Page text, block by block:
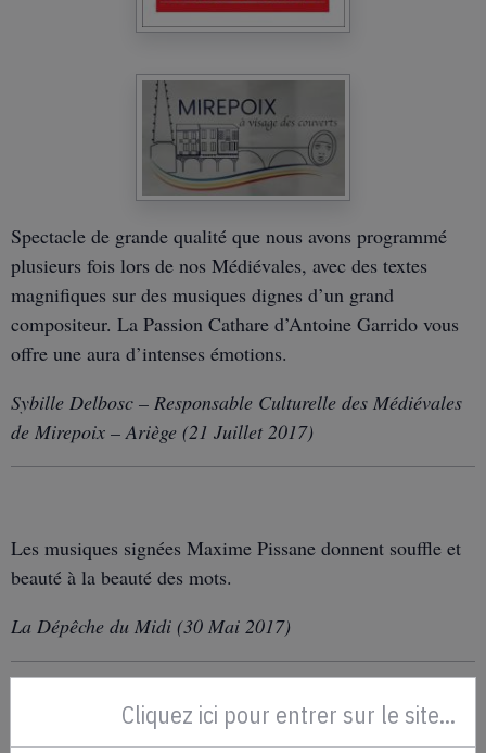
Spectacle de grande qualité que nous avons programmé
plusieurs fois lors de nos Médiévales, avec des textes
magnifiques sur des musiques dignes d’un grand
compositeur. La Passion Cathare d’Antoine Garrido vous
offre une aura d’intenses émotions.
Sybille Delbosc – Responsable Culturelle des Médiévales
de Mirepoix – Ariège (21 Juillet 2017)
Les musiques signées Maxime Pissane donnent souffle et
beauté à la beauté des mots.
La Dépêche du Midi (30 Mai 2017)
Cliquez ici pour entrer sur le site...